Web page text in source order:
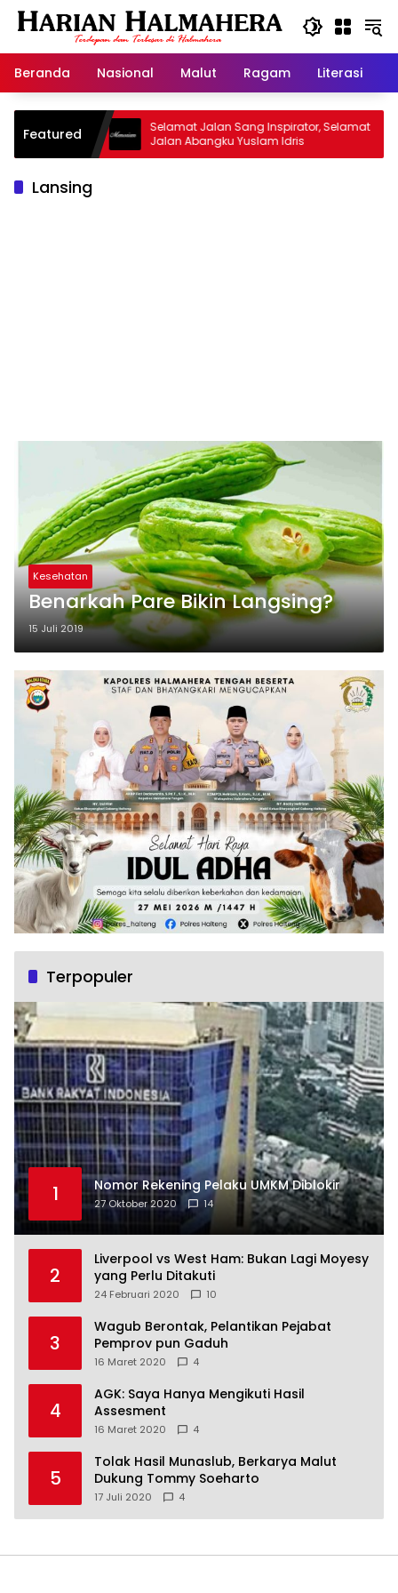
Langsung
Beranda
Nasional Malut Ragam Literasi
Featured
Warisan
Selamat Jalan Sang Inspirator, Selamat
Jalan Abangku Yuslam Idris
Lansing
Kesehatan
Benarkah Pare Bikin Langsing?
15 Juli 2019
Terpopuler
1 Nomor Rekening Pelaku UMKM Diblokir
27 Oktober 2020 14
2
Liverpool vs West Ham: Bukan Lagi Moyesy
yang Perlu Ditakuti
24 Februari 2020 10
3
Wagub Berontak, Pelantikan Pejabat
Pemprov pun Gaduh
16 Maret 2020 4
4
AGK: Saya Hanya Mengikuti Hasil
Assesment
16 Maret 2020 4
5
Tolak Hasil Munaslub, Berkarya Malut
Dukung Tommy Soeharto
17 Juli 2020 4